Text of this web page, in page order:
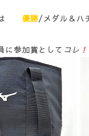
は 優勝/メダル＆ハ
に参加賞として コレ ！